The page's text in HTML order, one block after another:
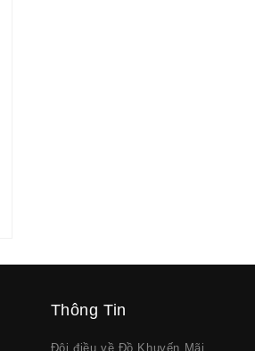
Thông Tin
Đôi điều về Đồ Khuyến Mãi